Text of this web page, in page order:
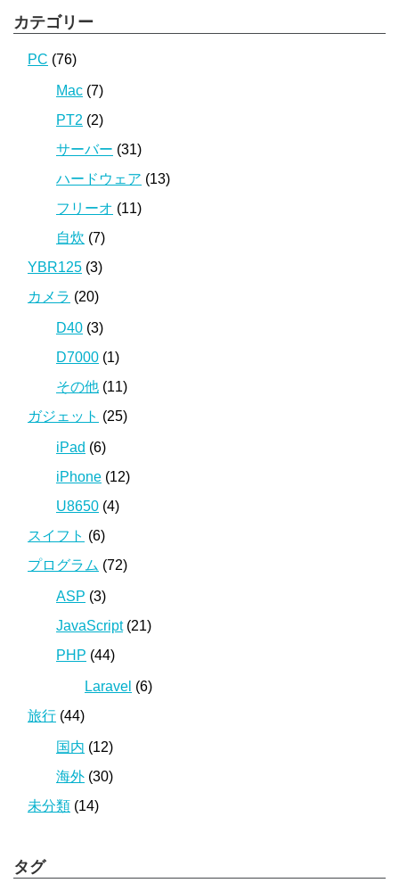
カテゴリー
PC (76)
Mac (7)
PT2 (2)
サーバー (31)
ハードウェア (13)
フリーオ (11)
自炊 (7)
YBR125 (3)
カメラ (20)
D40 (3)
D7000 (1)
その他 (11)
ガジェット (25)
iPad (6)
iPhone (12)
U8650 (4)
スイフト (6)
プログラム (72)
ASP (3)
JavaScript(21)
PHP (44)
Laravel (6)
旅行 (44)
国内 (12)
海外 (30)
未分類 (14)
タグ